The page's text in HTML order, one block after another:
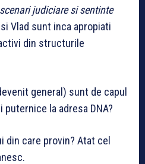
judiciare si sentinte
Vlad sunt inca apropiati
din structurile
general) sunt de capul
puternice la adresa DNA?
din care provin? Atat cel